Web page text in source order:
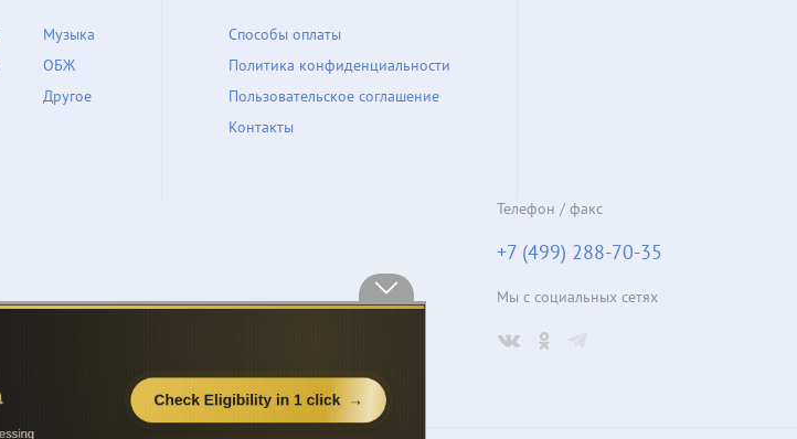
Музыка
ОБЖ
Другое
Способы оплаты
Политика конфиденциальности
Пользовательское соглашение
Контакты
Телефон / факс
+7 (499) 288-70-35
Мы с социальных сетях